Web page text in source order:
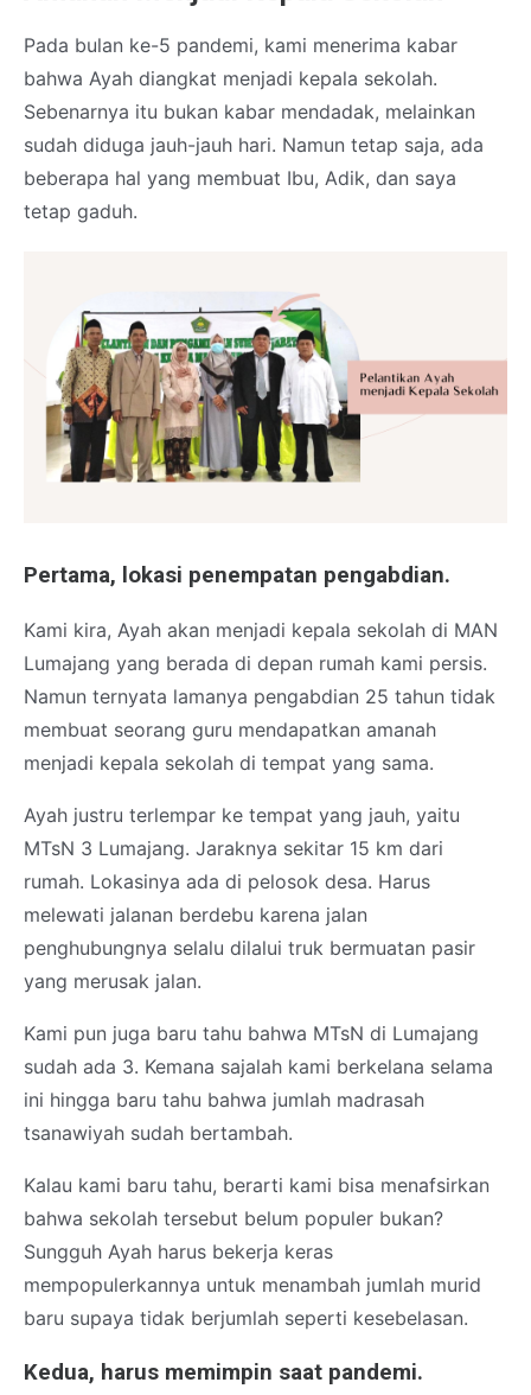
Pada bulan ke-5 pandemi, kami menerima kabar
bahwa Ayah diangkat menjadi kepala sekolah.
Sebenarnya itu bukan kabar mendadak, melainkan
sudah diduga jauh-jauh hari. Namun tetap saja, ada
beberapa hal yang membuat Ibu, Adik, dan saya
tetap gaduh.
Pertama, lokasi penempatan pengabdian.
Kami kira, Ayah akan menjadi kepala sekolah di MAN
Lumajang yang berada di depan rumah kami persis.
Namun ternyata lamanya pengabdian 25 tahun tidak
membuat seorang guru mendapatkan amanah
menjadi kepala sekolah di tempat yang sama.
Ayah justru terlempar ke tempat yang jauh, yaitu
MTsN 3 Lumajang. Jaraknya sekitar 15 km dari
rumah. Lokasinya ada di pelosok desa. Harus
melewati jalanan berdebu karena jalan
penghubungnya selalu dilalui truk bermuatan pasir
yang merusak jalan.
Kami pun juga baru tahu bahwa MTsN di Lumajang
sudah ada 3. Kemana sajalah kami berkelana selama
ini hingga baru tahu bahwa jumlah madrasah
tsanawiyah sudah bertambah.
Kalau kami baru tahu, berarti kami bisa menafsirkan
bahwa sekolah tersebut belum populer bukan?
Sungguh Ayah harus bekerja keras
mempopulerkannya untuk menambah jumlah murid
baru supaya tidak berjumlah seperti kesebelasan.
Kedua, harus memimpin saat pandemi.